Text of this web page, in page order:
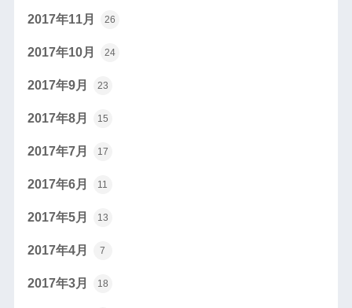
2017年11月 26
2017年10月 24
2017年9月 23
2017年8月 15
2017年7月 17
2017年6月 11
2017年5月 13
2017年4月 7
2017年3月 18